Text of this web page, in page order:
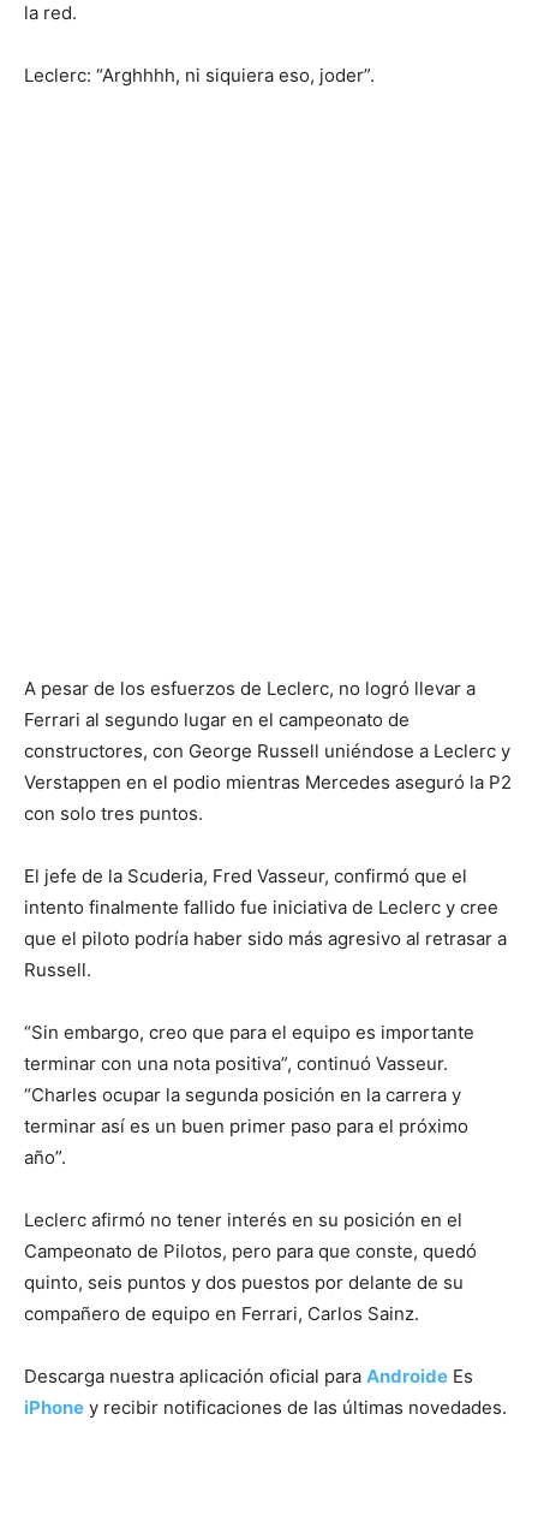
la red.
Leclerc: “Arghhhh, ni siquiera eso, joder”.
A pesar de los esfuerzos de Leclerc, no logró llevar a
Ferrari al segundo lugar en el campeonato de
constructores, con George Russell uniéndose a Leclerc y
Verstappen en el podio mientras Mercedes aseguró la P2
con solo tres puntos.
El jefe de la Scuderia, Fred Vasseur, confirmó que el
intento finalmente fallido fue iniciativa de Leclerc y cree
que el piloto podría haber sido más agresivo al retrasar a
Russell.
“Sin embargo, creo que para el equipo es importante
terminar con una nota positiva”, continuó Vasseur.
“Charles ocupar la segunda posición en la carrera y
terminar así es un buen primer paso para el próximo
año”.
Leclerc afirmó no tener interés en su posición en el
Campeonato de Pilotos, pero para que conste, quedó
quinto, seis puntos y dos puestos por delante de su
compañero de equipo en Ferrari, Carlos Sainz.
Descarga nuestra aplicación oficial para Androide Es
iPhone y recibir notificaciones de las últimas novedades.